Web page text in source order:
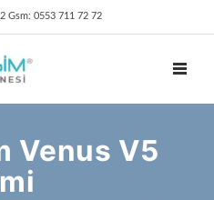
Gsm: 0553 711 72 72
Venus V5